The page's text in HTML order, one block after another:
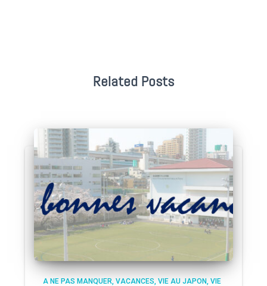
Related Posts
A NE PAS MANQUER VACANCES VIE AU JAPON VIE